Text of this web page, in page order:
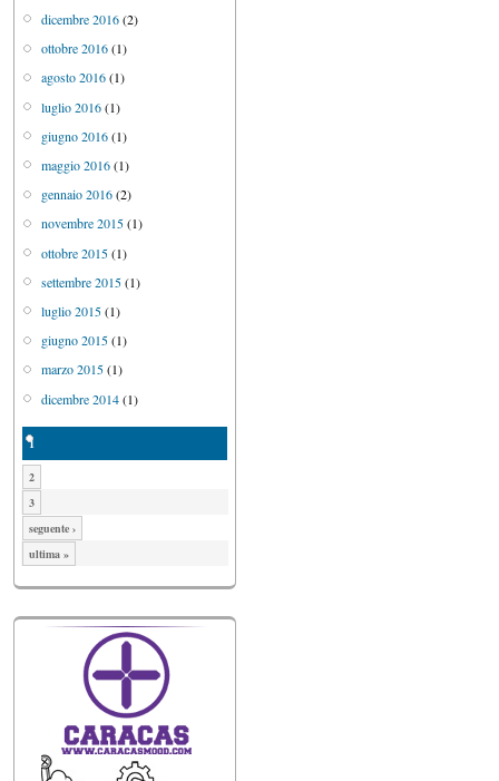
dicembre 2016(2)
ottobre 2016(1)
agosto 2016(1)
luglio 2016(1)
giugno 2016(1)
maggio 2016(1)
gennaio 2016(2)
novembre 2015(1)
ottobre 2015(1)
settembre 2015(1)
luglio 2015(1)
giugno 2015(1)
marzo 2015(1)
dicembre 2014(1)
1
2
3
seguente ›
ultima »